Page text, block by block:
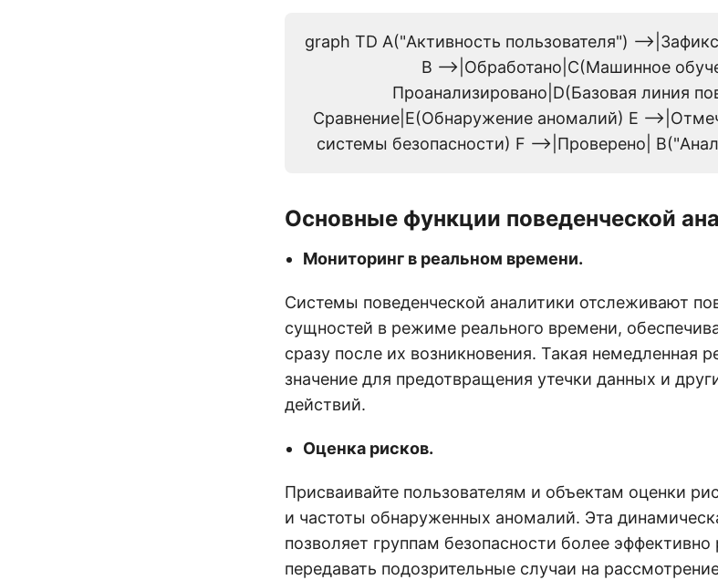
graph TD A("Активность пользователя") --
B -->|Обработано|C(Машинное
Проанализировано|D(Базовая линия
Сравнение|E(Обнаружение аномалий) E --
системы безопасности) F -->|Проверено|
Основные функции поведенческой
Мониторинг в реальном времени.
Системы поведенческой аналитики отслеживают
сущностей в режиме реального времени,
сразу после их возникновения. Такая немедленная
значение для предотвращения утечки данных и
действий.
Оценка рисков.
Присваивайте пользователям и объектам оценки
и частоты обнаруженных аномалий. Эта
позволяет группам безопасности более
передавать подозрительные случаи на